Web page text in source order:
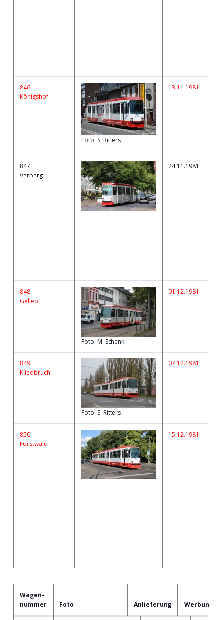
846
Königshof
Foto: S. Ritters
13.11.1981
847
Verberg
24.11.1981
848
Gellep
Foto: M. Schenk
01.12.1981
849
Kliedbruch
Foto: S. Ritters
07.12.1981
850
Forstwald
15.12.1981
Wagen-
nummer
Foto Anlieferung
Werbung